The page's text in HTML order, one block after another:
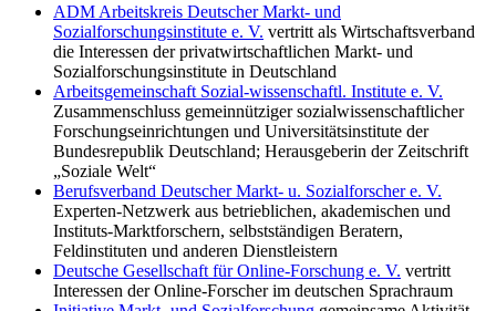
ADM Arbeitskreis Deutscher Markt- und
Sozialforschungsinstitute e. V. vertritt als Wirtschaftsverband
die Interessen der privatwirtschaftlichen Markt- und
Sozialforschungsinstitute in Deutschland
Arbeitsgemeinschaft Sozial-wissenschaftl. Institute e. V.
Zusammenschluss gemeinnütziger sozialwissenschaftlicher
Forschungseinrichtungen und Universitätsinstitute der
Bundesrepublik Deutschland; Herausgeberin der Zeitschrift
„Soziale Welt“
Berufsverband Deutscher Markt- u. Sozialforscher e. V.
Experten-Netzwerk aus betrieblichen, akademischen und
Instituts-Marktforschern, selbstständigen Beratern,
Feldinstituten und anderen Dienstleistern
Deutsche Gesellschaft für Online-Forschung e. V. vertritt
Interessen der Online-Forscher im deutschen Sprachraum